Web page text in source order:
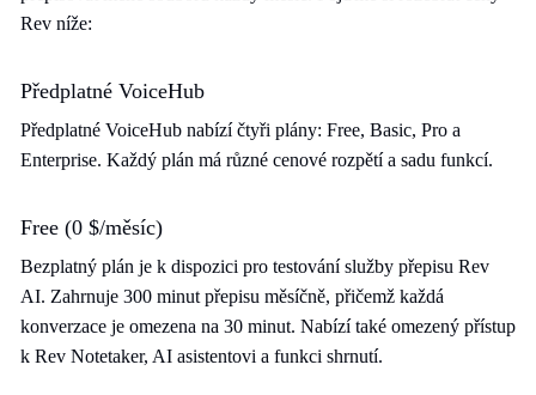
Rev níže:
Předplatné VoiceHub
Předplatné VoiceHub nabízí čtyři plány: Free, Basic, Pro a
Enterprise. Každý plán má různé cenové rozpětí a sadu funkcí.
Free (0 $/měsíc)
Bezplatný plán je k dispozici pro testování služby přepisu Rev
AI. Zahrnuje 300 minut přepisu měsíčně, přičemž každá
konverzace je omezena na 30 minut. Nabízí také omezený přístup
k Rev Notetaker, AI asistentovi a funkci shrnutí.